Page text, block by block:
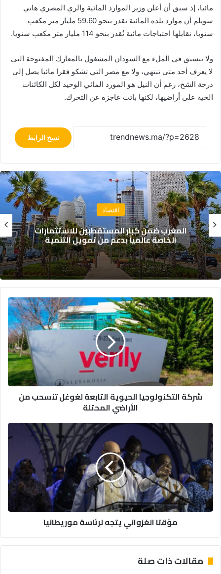
مائيا، إذ سبق أن أعلن وزير الموارد المائية والري المصري هاني
سويلم أن موارد بلده المائية تقدر بنحو 59.60 مليار متر مكعب
سنويا، تقابلها احتياجات مائية تُقدر بنحو 114 مليار متر مكعب سنويا.
ولا تنسيق في الملء مع السودان المشغول بالمعارك المفتوحة التي
لا يعرف أحد متى تنتهي، ولا مع مصر التي تشكو فقرا مائيا يصل إلى
درجة الشح، رغم أن النيل هو المورد المائي الوحيد لكل الكائنات
الحية على أراضيها، لكنها باتت عاجزة عن التحرك.
نسخ الرابط
دولي
غزة تشهد جنازة تاريخية: تشييع رفات 112 من
ضحايا الإبادة
شركة
التكنولوجيا
الحيوية
التابعة
لغوغل
تنسحب
من
الأراضي
المحتلة
شركة التكنولوجيا الحيوية التابعة لغوغل تنسحب من
الأراضي المحتلة
مؤقتا
الغزواني
يتجه
لرئاسة
موريطانيا
مؤقتا الغزواني يتجه لرئاسة موريطانيا
مقالات ذات صلة